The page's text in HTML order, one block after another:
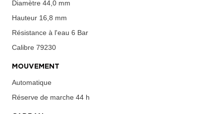
Diamètre 44,0 mm
Hauteur 16,8 mm
Résistance à l'eau 6 Bar
Calibre 79230
MOUVEMENT
Automatique
Réserve de marche 44 h